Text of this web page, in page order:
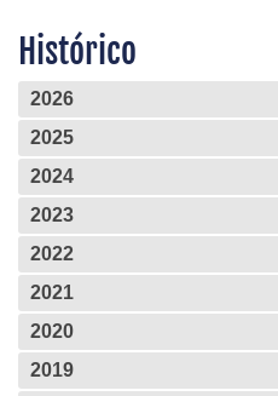
Histórico
2026
2025
2024
2023
2022
2021
2020
2019